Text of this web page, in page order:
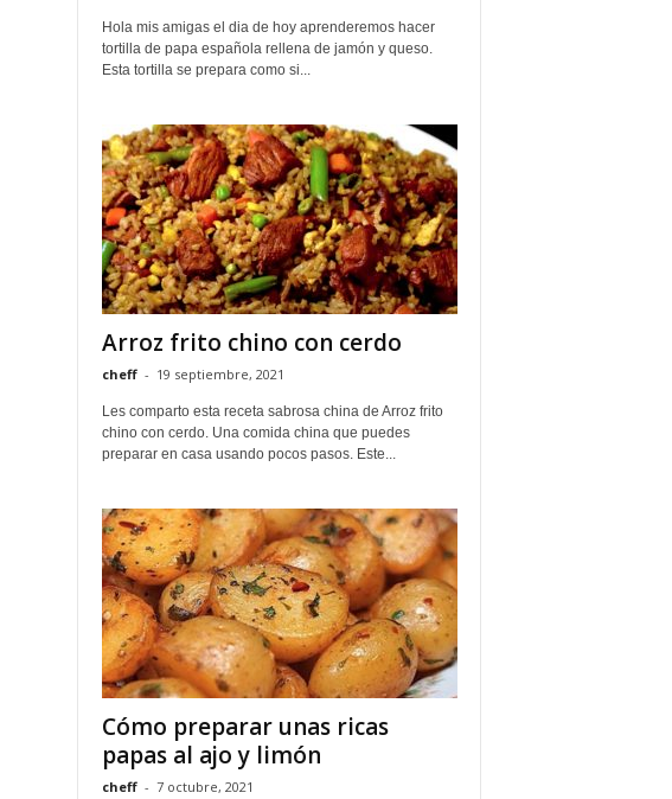
Hola mis amigas el dia de hoy aprenderemos hacer
tortilla de papa española rellena de jamón y queso.
Esta tortilla se prepara como si...
Arroz frito chino con cerdo
cheff - 19 septiembre, 2021
Les comparto esta receta sabrosa china de Arroz frito
chino con cerdo. Una comida china que puedes
preparar en casa usando pocos pasos. Este...
Cómo preparar unas ricas
papas al ajo y limón
cheff - 7 octubre, 2021